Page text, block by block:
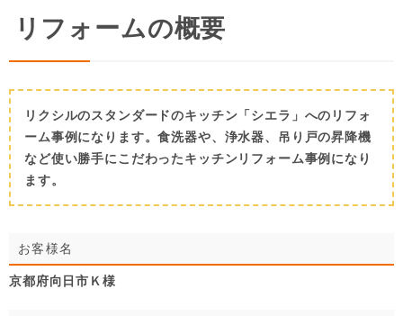
リフォームの概要
リクシルのスタンダードのキッチン「シエラ」へのリフォ
ーム事例になります。食洗器や、浄水器、吊り戸の昇降機
など使い勝手にこだわったキッチンリフォーム事例になり
ます。
お客様名
京都府向日市Ｋ様